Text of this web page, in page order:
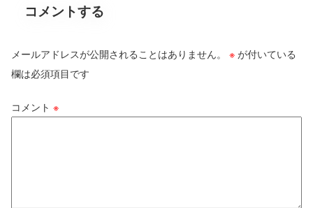
コメントする
メールアドレスが公開されることはありません。 ※が付いている
欄は必須項目です
コメント ※